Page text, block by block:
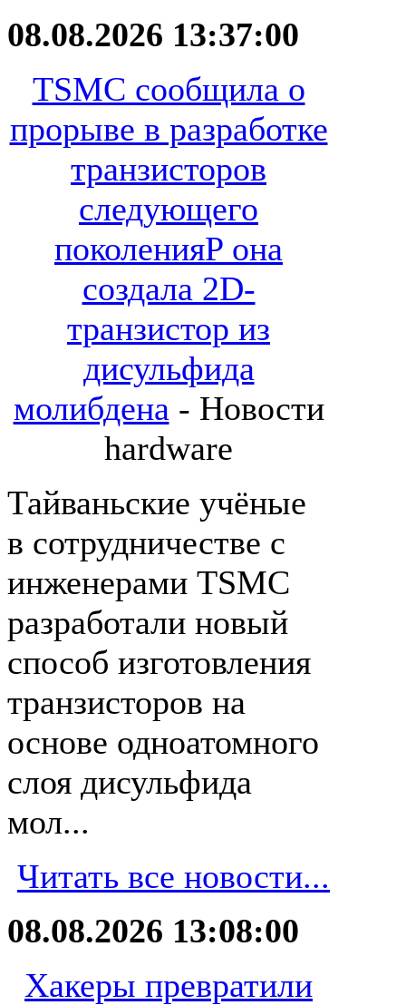
08.08.2026 13:37:00
TSMC сообщила о
прорыве в разработке
транзисторов
следующего
поколенияP она
создала 2D-
транзистор из
дисульфида
молибдена - Новости
hardware
Тайваньские учёные
в сотрудничестве с
инженерами TSMC
разработали новый
способ изготовления
транзисторов на
основе одноатомного
слоя дисульфида
мол...
Читать все новости...
08.08.2026 13:08:00
Хакеры превратили